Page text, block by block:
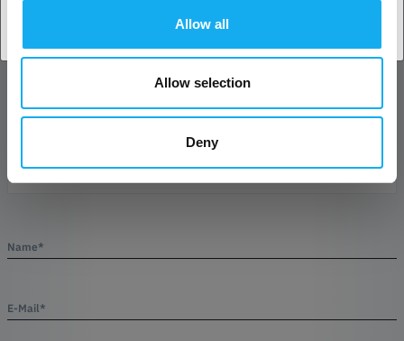
Allow all
Allow selection
Deny
FRAGEN ZUM PRODUKT?
Name*
E-Mail*